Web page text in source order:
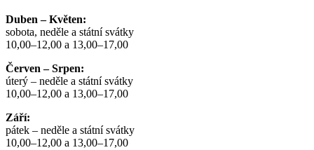
Duben – Květen:
sobota, neděle a státní svátky
10,00–12,00 a 13,00–17,00
Červen – Srpen:
úterý – neděle a státní svátky
10,00–12,00 a 13,00–17,00
Září:
pátek – neděle a státní svátky
10,00–12,00 a 13,00–17,00